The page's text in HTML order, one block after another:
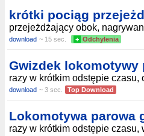
krótki pociąg
przejeżdżający obok,
download ~ 15 sec. + Odchylenia
Gwizdek lokomotywy
razy w krótkim odstępie czasu,
download ~ 3 sec. Top Download
Lokomotywa parowa
razy w krótkim odstępie czasu,